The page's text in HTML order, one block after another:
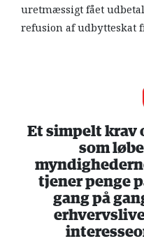
uretmæssigt fået
refusion af udbytteskat
Et simpelt krav
som
tjener penge
gang på